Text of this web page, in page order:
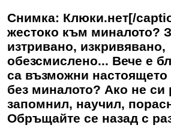
Снимка: Клюки.нет[/
жестоко към миналото?
изтривано, изкривявано,
обезсмислено... Вече е
са възможни
без миналото? Ако не си
запомнил, научил,
Обръщайте се назад с